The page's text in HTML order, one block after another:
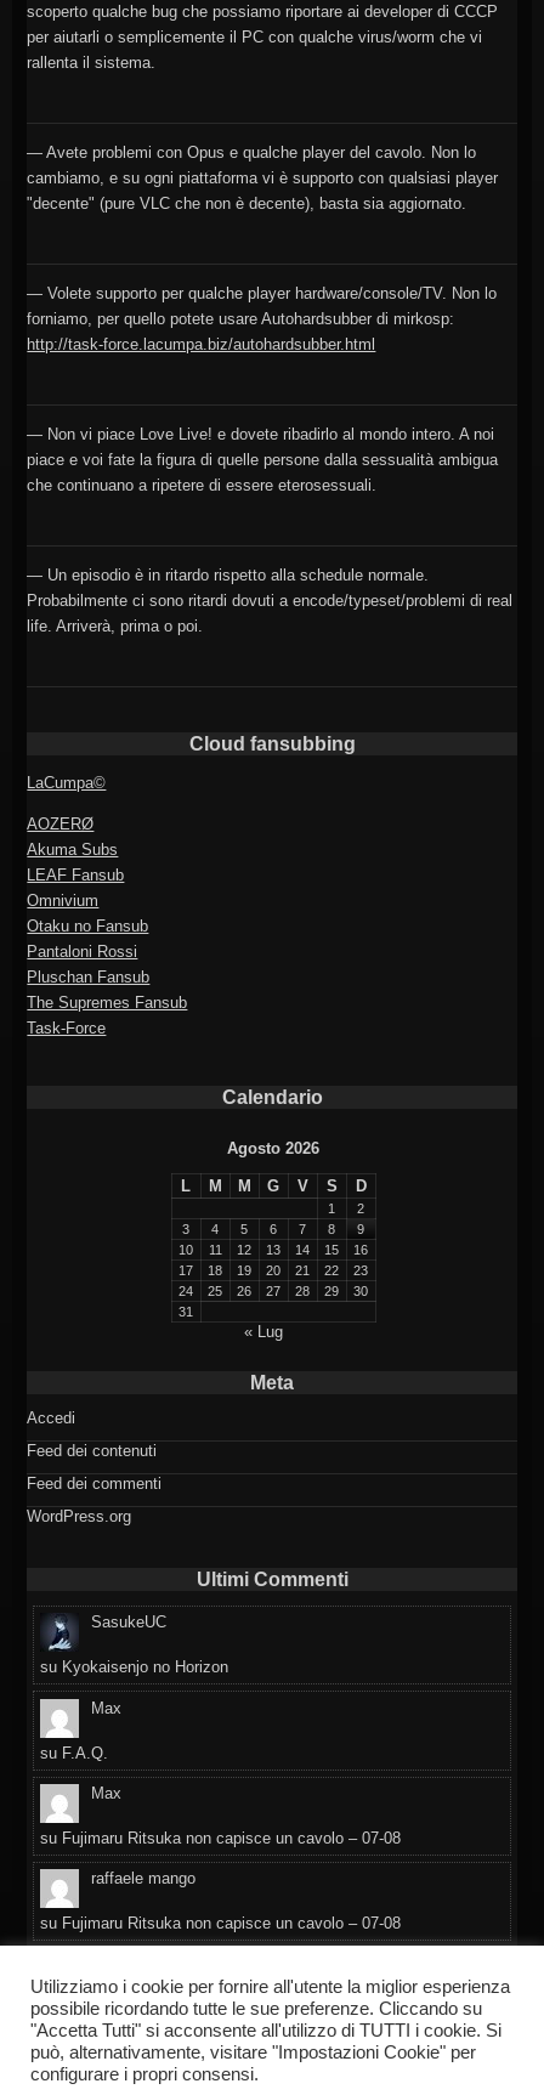
scoperto qualche bug che possiamo riportare ai developer di CCCP
per aiutarli o semplicemente il PC con qualche virus/worm che vi
rallenta il sistema.
— Avete problemi con Opus e qualche player del cavolo. Non lo
cambiamo, e su ogni piattaforma vi è supporto con qualsiasi player
"decente" (pure VLC che non è decente), basta sia aggiornato.
— Volete supporto per qualche player hardware/console/TV. Non lo
forniamo, per quello potete usare Autohardsubber di mirkosp:
http://task-force.lacumpa.biz/autohardsubber.html
— Non vi piace Love Live! e dovete ribadirlo al mondo intero. A noi
piace e voi fate la figura di quelle persone dalla sessualità ambigua
che continuano a ripetere di essere eterosessuali.
— Un episodio è in ritardo rispetto alla schedule normale.
Probabilmente ci sono ritardi dovuti a encode/typeset/problemi di real
life. Arriverà, prima o poi.
Cloud fansubbing
LaCumpa©
AOZERØ
Akuma Subs
LEAF Fansub
Omnivium
Otaku no Fansub
Pantaloni Rossi
Pluschan Fansub
The Supremes Fansub
Task-Force
Calendario
Agosto 2026
L M M G V S D
1
2
3
4 5 6 7 8
9
10
11 12 13 14 15
16
17
18 19 20 21 22
23
24
25 26 27 28 29
30
31
« Lug
Meta
Accedi
Feed dei contenuti
Feed dei commenti
WordPress.org
Ultimi Commenti
SasukeUC
su Kyokaisenjo no Horizon
Max
su F.A.Q.
Max
su Fujimaru Ritsuka non capisce un cavolo – 07-08
raffaele mango
su Fujimaru Ritsuka non capisce un cavolo – 07-08
suF.A.Q.
Utilizziamo i cookie per fornire all'utente la miglior esperienza
possibile ricordando tutte le sue preferenze. Cliccando su
"Accetta Tutti" si acconsente all'utilizzo di TUTTI i cookie. Si
può, alternativamente, visitare "Impostazioni Cookie" per
configurare i propri consensi.